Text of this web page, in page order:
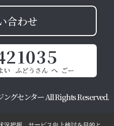
合わせ
グセンター All Rights Reserved.